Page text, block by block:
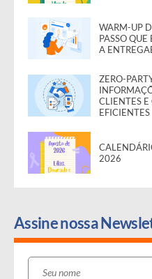
WARM-UP
PASSO
A
ZERO-
CLIENTES
EFICIENTES
2026
Assine nossa